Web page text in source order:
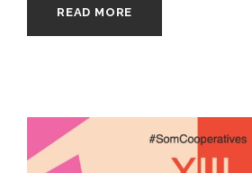
READ MORE